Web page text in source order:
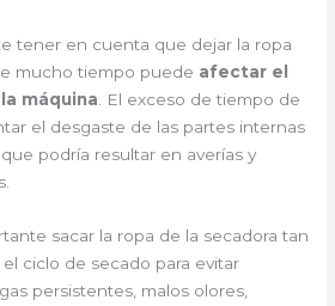
tener en cuenta que dejar la ropa
mucho tiempo puede afectar el
máquina . El exceso de tiempo de
el desgaste de las partes internas
podría resultar en averías y
sacar la ropa de la secadora tan
ciclo de secado para evitar
persistentes, malos olores,